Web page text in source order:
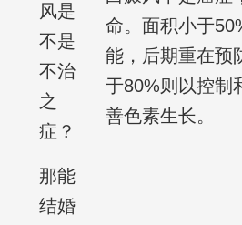
风是
不是
不治
之
症？
命。面积小于
能，后期重在预
于80%则以控制
善色素生长。
那能
结婚